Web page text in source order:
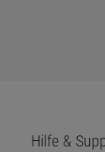
Hilfe &